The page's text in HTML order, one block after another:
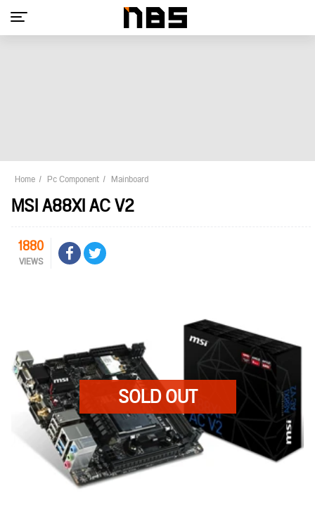
Home Pc Component Mainboard
MSI A88XI AC V2
1880
VIEWS